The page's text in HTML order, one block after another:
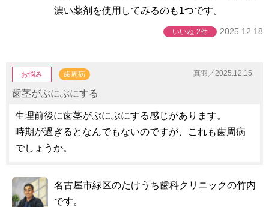
濃い薬剤を使用してみるのも1つです。
いいね 2件 2025.12.18
真羽／2025.12.15
お悩み 歯周病
歯茎がぶにぶにする
生理前後に歯茎がぶにぶにする感じがあります。
時期が過ぎるとなんでもないのですが、これも歯周病
でしょうか。
名古屋市緑区のたけうち歯科クリニックの竹内
です。